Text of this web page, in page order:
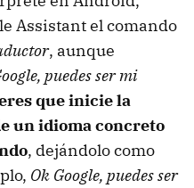
Assistant el comando
, aunque
puedes ser mi
que inicie la
un idioma concreto
, dejándolo como
Ok Google, puedes ser